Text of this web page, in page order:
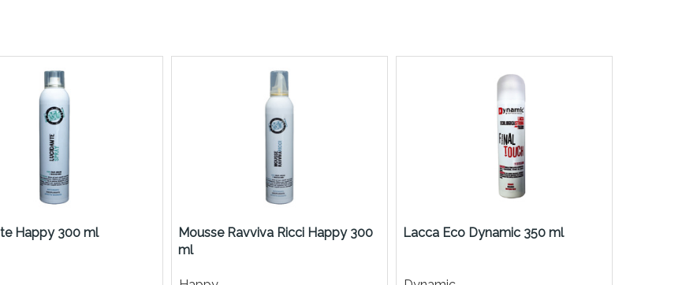
Happy 300 ml
Mousse Ravviva Ricci Happy 300
ml
Lacca Eco Dynamic 350 ml